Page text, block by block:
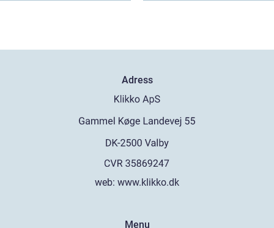
Adress
web: www.klikko.dk
Menu